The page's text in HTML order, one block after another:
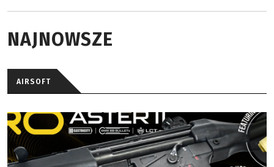
NAJNOWSZE
AIRSOFT